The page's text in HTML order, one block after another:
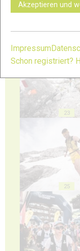
23
25
Akzeptieren und
Impressum
Schon registriert?